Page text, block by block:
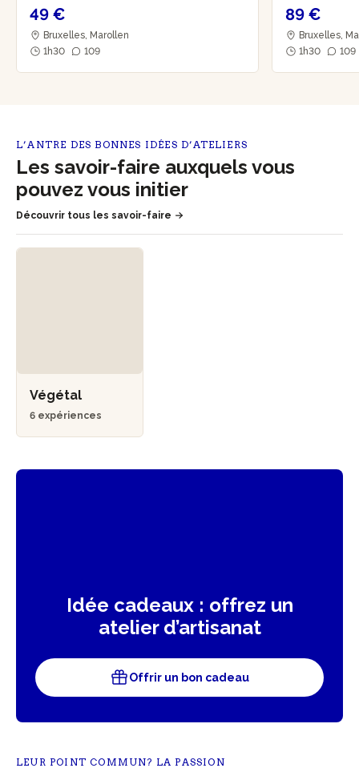
49 €
Bruxelles, Marollen
1h30
109
89 €
Bruxelles,
1h30
109
L’ANTRE DES BONNES IDÉES D’ATELIERS
Les savoir-faire auxquels vous
pouvez vous initier
Découvrir tous les savoir-faire
Végétal
6 expériences
Idée cadeaux : offrez un
atelier d’artisanat
Offrir un bon cadeau
LEUR POINT COMMUN? LA PASSION